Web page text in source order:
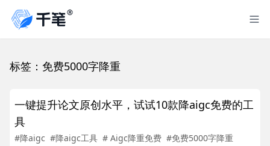
标签：免费5000字降重
一键提升论文原创水平，试试10款降aigc免费的工
具
#降aigc #降aigc工具 # Aigc降重免费 #免费5000字降重